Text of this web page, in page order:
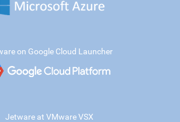
on Google Cloud Launcher
Jetware at VMware VSX